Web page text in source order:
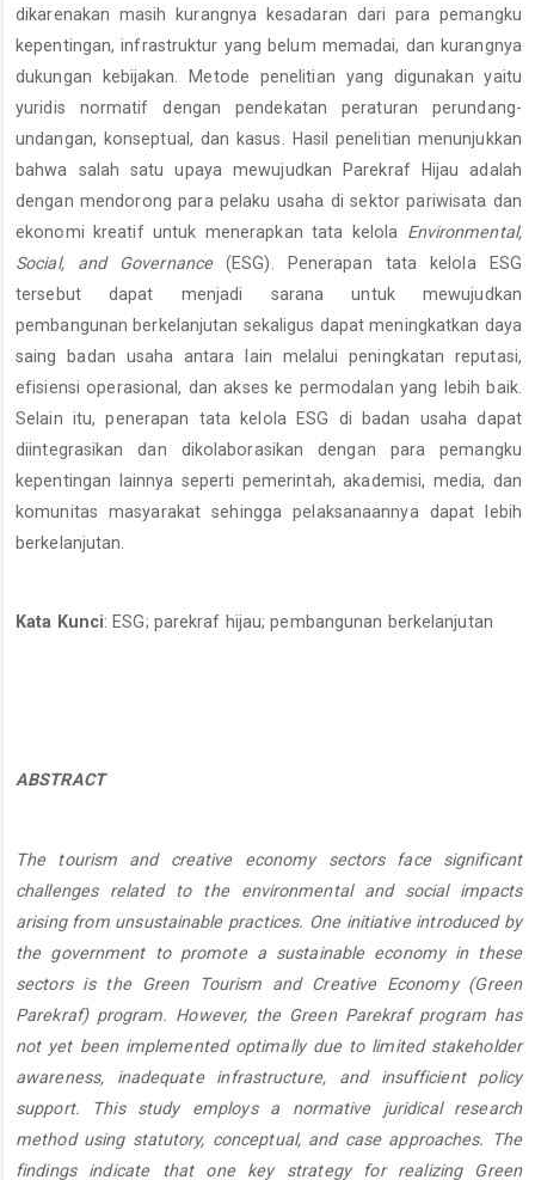
dikarenakan masih kurangnya kesadaran dari para pemangku
kepentingan, infrastruktur yang belum memadai, dan kurangnya
dukungan kebijakan. Metode penelitian yang digunakan yaitu
yuridis normatif dengan pendekatan peraturan perundang-
undangan, konseptual, dan kasus. Hasil penelitian menunjukkan
bahwa salah satu upaya mewujudkan Parekraf Hijau adalah
dengan mendorong para pelaku usaha di sektor pariwisata dan
ekonomi kreatif untuk menerapkan tata kelola Environmental,
Social, and Governance(ESG). Penerapan tata kelola ESG
tersebut dapat menjadi sarana untuk mewujudkan
pembangunan berkelanjutan sekaligus dapat meningkatkan daya
saing badan usaha antara lain melalui peningkatan reputasi,
efisiensi operasional, dan akses ke permodalan yang lebih baik.
Selain itu, penerapan tata kelola ESG di badan usaha dapat
diintegrasikan dan dikolaborasikan dengan para pemangku
kepentingan lainnya seperti pemerintah, akademisi, media, dan
komunitas masyarakat sehingga pelaksanaannya dapat lebih
berkelanjutan.
Kata Kunci: ESG; parekraf hijau; pembangunan berkelanjutan
ABSTRACT
The tourism and creative economy sectors face significant
challenges related to the environmental and social impacts
arising from unsustainable practices. One initiative introduced by
the government to promote a sustainable economy in these
sectors is the Green Tourism and Creative Economy (Green
Parekraf) program. However, the Green Parekraf program has
not yet been implemented optimally due to limited stakeholder
awareness, inadequate infrastructure, and insufficient policy
support. This study employs a normative juridical research
method using statutory, conceptual, and case approaches. The
findings indicate that one key strategy for realizing Green